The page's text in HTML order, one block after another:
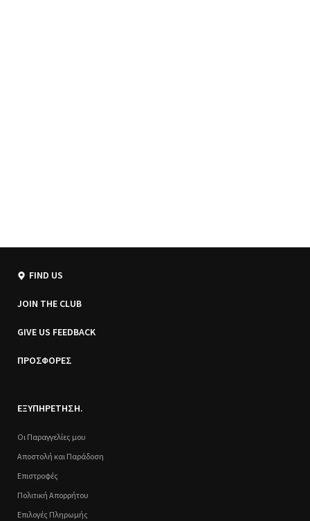
FIND US
JOIN THE CLUB
GIVE US FEEDBACK
ΠΡΟΣΦΟΡΕΣ
ΕΞΥΠΗΡΕΤΗΣΗ.
Οι Παραγγελίες μου
Αποστολή και Παράδοση
Επιστροφές
Πολιτική Απορρήτου
Επιλογές Πληρωμής